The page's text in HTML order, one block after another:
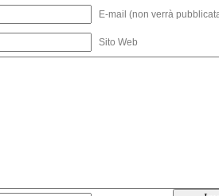
E-mail (non verrà
Sito Web